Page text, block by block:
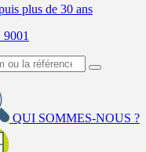
plus de 30 ans
QUI SOMMES-NOUS ?